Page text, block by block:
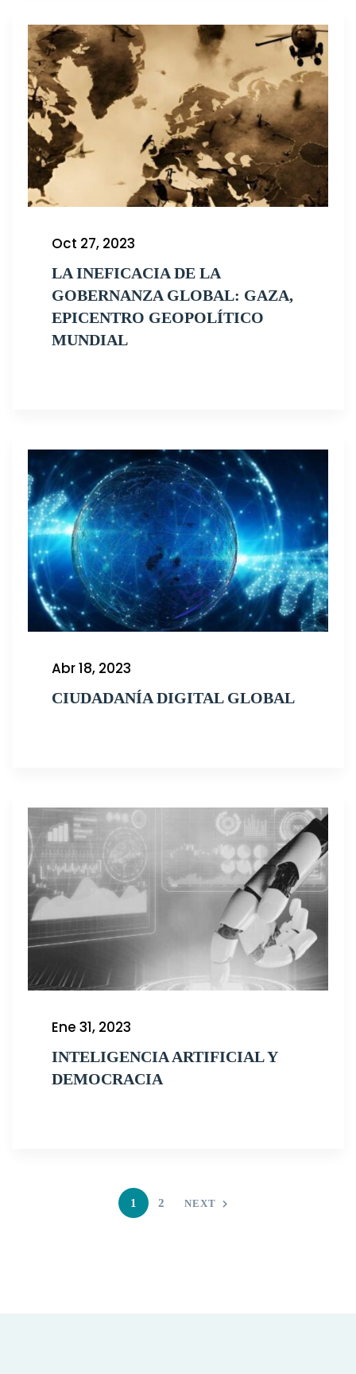
Oct 27, 2023
LA INEFICACIA DE LA
GOBERNANZA GLOBAL: GAZA,
EPICENTRO GEOPOLÍTICO
MUNDIAL
Abr 18, 2023
CIUDADANÍA DIGITAL GLOBAL
Ene 31, 2023
INTELIGENCIA ARTIFICIAL Y
DEMOCRACIA
1 2 NEXT